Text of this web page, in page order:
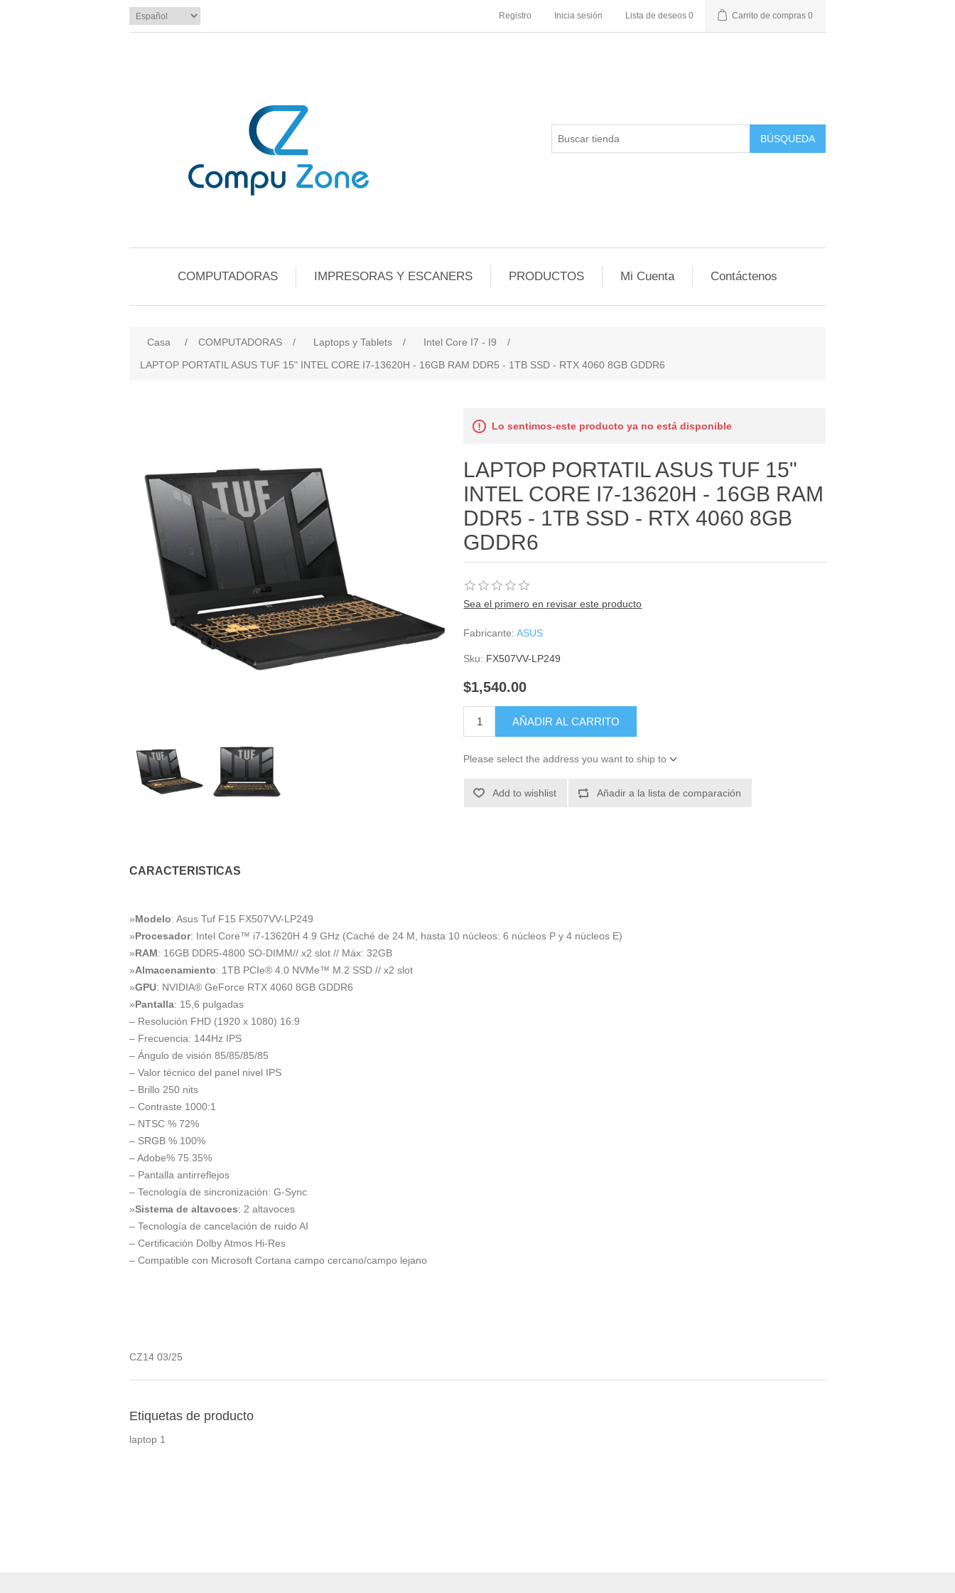
Registro Inicia sesión Lista de deseos 0 Carrito de compras 0
BÚSQUEDA
COMPUTADORAS IMPRESORAS Y ESCANERS PRODUCTOS Mi Cuenta Contáctenos
Casa / COMPUTADORAS / Laptops y Tablets / Intel Core I7 - I9
/
LAPTOP PORTATIL ASUS TUF 15" INTEL CORE I7-13620H - 16GB RAM DDR5 - 1TB SSD - RTX 4060 8GB GDDR6
Lo sentimos-este producto ya no está disponible
LAPTOP PORTATIL ASUS TUF 15"
INTEL CORE I7-13620H - 16GB RAM
DDR5 - 1TB SSD - RTX 4060 8GB
GDDR6
Sea el primero en revisar este producto
Fabricante: ASUS
Sku: FX507VV-LP249
$1,540.00
AÑADIR AL CARRITO
Please select the address you want to ship to
Add to wishlist Añadir a la lista de comparación
CARACTERISTICAS
»Modelo: Asus Tuf F15 FX507VV-LP249
»Procesador: Intel Core™ i7-13620H 4.9 GHz (Caché de 24 M, hasta 10 núcleos: 6 núcleos P y 4 núcleos E)
»RAM: 16GB DDR5-4800 SO-DIMM// x2 slot // Máx: 32GB
»Almacenamiento: 1TB PCIe® 4.0 NVMe™ M.2 SSD // x2 slot
»GPU: NVIDIA® GeForce RTX 4060 8GB GDDR6
»Pantalla: 15,6 pulgadas
– Resolución FHD (1920 x 1080) 16:9
– Frecuencia: 144Hz IPS
– Ángulo de visión 85/85/85/85
– Valor técnico del panel nivel IPS
– Brillo 250 nits
– Contraste 1000:1
– NTSC % 72%
– SRGB % 100%
– Adobe% 75.35%
– Pantalla antirreflejos
– Tecnología de sincronización: G-Sync
»Sistema de altavoces: 2 altavoces
– Tecnología de cancelación de ruido AI
– Certificación Dolby Atmos Hi-Res
– Compatible con Microsoft Cortana campo cercano/campo lejano
CZ14 03/25
Etiquetas de producto
laptop 1